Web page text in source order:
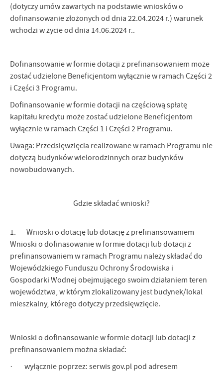
(dotyczy umów zawartych na podstawie wniosków o
dofinansowanie złożonych od dnia 22.04.2024 r.) warunek
wchodzi w życie od dnia 14.06.2024 r..
Dofinansowanie w formie dotacji z prefinansowaniem może
zostać udzielone Beneficjentom wyłącznie w ramach Części 2
i Części 3 Programu.
Dofinansowanie w formie dotacji na częściową spłatę
kapitału kredytu może zostać udzielone Beneficjentom
wyłącznie w ramach Części 1 i Części 2 Programu.
Uwaga: Przedsięwzięcia realizowane w ramach Programu nie
dotyczą budynków wielorodzinnych oraz budynków
nowobudowanych.
Gdzie składać wnioski?
1. Wnioski o dotację lub dotację z prefinansowaniem
Wnioski o dofinasowanie w formie dotacji lub dotacji z
prefinansowaniem w ramach Programu należy składać do
Wojewódzkiego Funduszu Ochrony Środowiska i
Gospodarki Wodnej obejmującego swoim działaniem teren
województwa, w którym zlokalizowany jest budynek/lokal
mieszkalny, którego dotyczy przedsięwzięcie.
Wnioski o dofinansowanie w formie dotacji lub dotacji z
prefinansowaniem można składać:
· wyłącznie poprzez: serwis gov.pl pod adresem